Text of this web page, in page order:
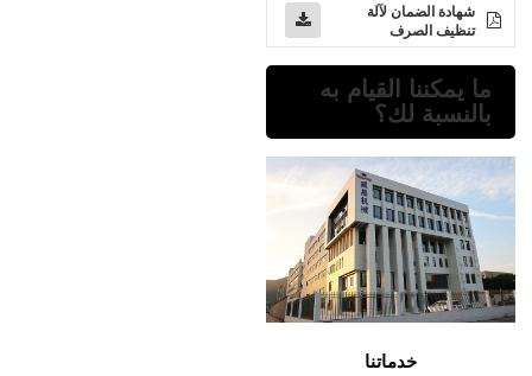
شهادة الضمان لآلة
تنظيف الصرف
بالنسبة لك؟
خدماتنا